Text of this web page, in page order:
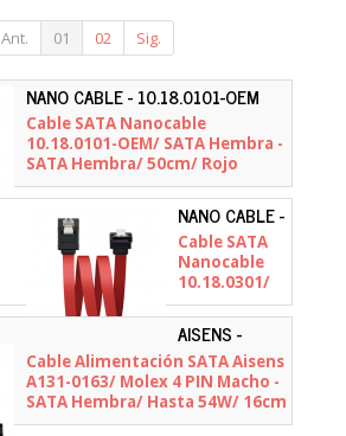
Ant. 01 02 Sig.
NANO CABLE - 10.18.0101-OEM
Cable SATA Nanocable
10.18.0101-OEM/ SATA Hembra -
SATA Hembra/ 50cm/ Rojo
NANO CABLE -
10.18.0301
Cable SATA
Nanocable
10.18.0301/
SATA
Hembra -
SATA
Hembra/
50cm/ Rojo
AISENS -
A131-0163
Cable Alimentación SATA Aisens
A131-0163/ Molex 4 PIN Macho -
SATA Hembra/ Hasta 54W/ 16cm